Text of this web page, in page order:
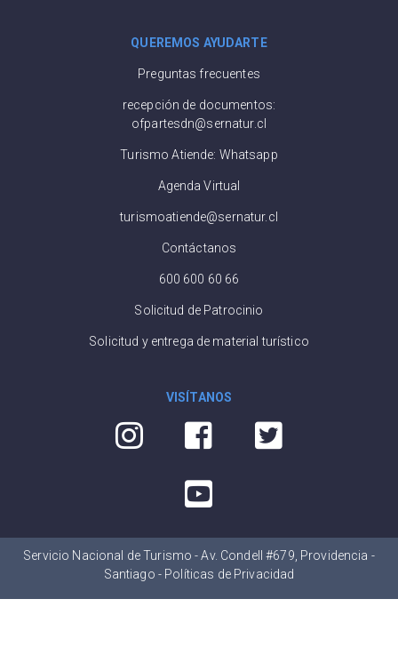
QUEREMOS AYUDARTE
Preguntas frecuentes
recepción de documentos:
ofpartesdn@sernatur.cl
Turismo Atiende: Whatsapp
Agenda Virtual
turismoatiende@sernatur.cl
Contáctanos
600 600 60 66
Solicitud de Patrocinio
Solicitud y entrega de material turístico
VISÍTANOS
Servicio Nacional de Turismo - Av. Condell #679, Providencia -
Santiago - Políticas de Privacidad